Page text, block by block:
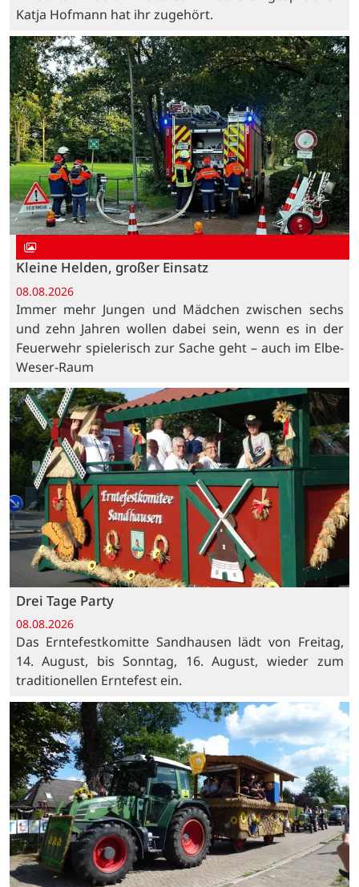
Katja Hofmann hat ihr zugehört.
Kleine Helden, großer Einsatz
08.08.2026
Immer mehr Jungen und Mädchen zwischen sechs
und zehn Jahren wollen dabei sein, wenn es in der
Feuerwehr spielerisch zur Sache geht – auch im Elbe-
Weser-Raum
Drei Tage Party
08.08.2026
Das Erntefestkomitte Sandhausen lädt von Freitag,
14. August, bis Sonntag, 16. August, wieder zum
traditionellen Erntefest ein.